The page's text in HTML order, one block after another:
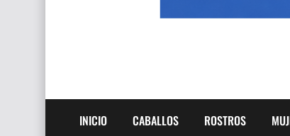
INICIO CABALLOS ROSTROS